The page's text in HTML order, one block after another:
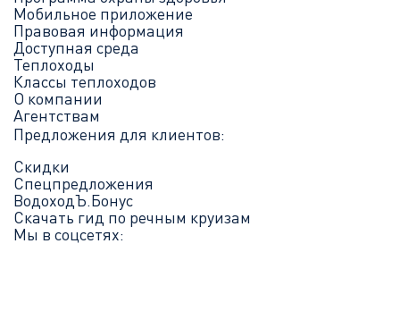
Мобильное приложение
Правовая информация
Доступная среда
Теплоходы
Классы теплоходов
О компании
Агентствам
Предложения для клиентов:
Скидки
Спецпредложения
ВодоходЪ.Бонус
Скачать гид по речным круизам
Мы в соцсетях: